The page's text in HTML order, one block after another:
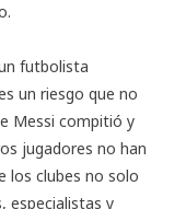
futbolista
un riesgo que no
Messi compitió y
jugadores no han
los clubes no solo
especialistas y